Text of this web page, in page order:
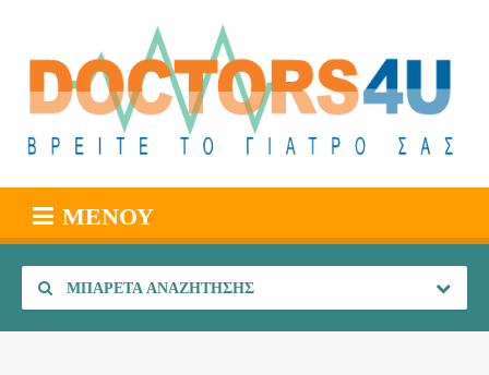
ΜΕΝΟΎ
ΜΠΑΡΈΤΑ ΑΝΑΖΉΤΗΣΗΣ